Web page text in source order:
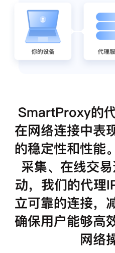
SmartProxy的
在网络连接中表
的稳定性和性能
采集、在线交
动，我们的代理
立可靠的连接，
确保用户能够高
网络